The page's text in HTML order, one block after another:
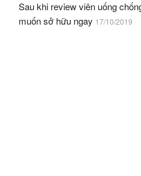
Sau khi review viên uống
muốn sở hữu ngay 17/10/2019